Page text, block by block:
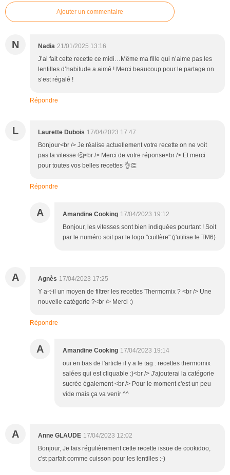
Ajouter un commentaire
N Nadia 21/01/2025 13:16
J’ai fait cette recette ce midi…Même ma fille qui n’aime pas les
lentilles d’habitude a aimé ! Merci beaucoup pour le partage on
s’est régalé !
Répondre
L Laurette Dubois 17/04/2023 17:47
Bonjour<br /> Je réalise actuellement votre recette on ne voit
pas la vitesse 🤔<br /> Merci de votre réponse<br /> Et merci
pour toutes vos belles recettes 👌👏
Répondre
A Amandine Cooking 17/04/2023 19:12
Bonjour, les vitesses sont bien indiquées pourtant ! Soit
par le numéro soit par le logo "cuillère" (j'utilise le TM6)
A Agnès 17/04/2023 17:25
Y a-t-il un moyen de filtrer les recettes Thermomix ? <br /> Une
nouvelle catégorie ?<br /> Merci :)
Répondre
A Amandine Cooking 17/04/2023 19:14
oui en bas de l'article il y a le tag : recettes thermomix
salées qui est cliquable :)<br /> J'ajouterai la catégorie
sucrée également <br /> Pour le moment c'est un peu
vide mais ça va venir ^^
A Anne GLAUDE 17/04/2023 12:02
Bonjour, Je fais régulièrement cette recette issue de cookidoo,
c'st parfait comme cuisson pour les lentilles :-)